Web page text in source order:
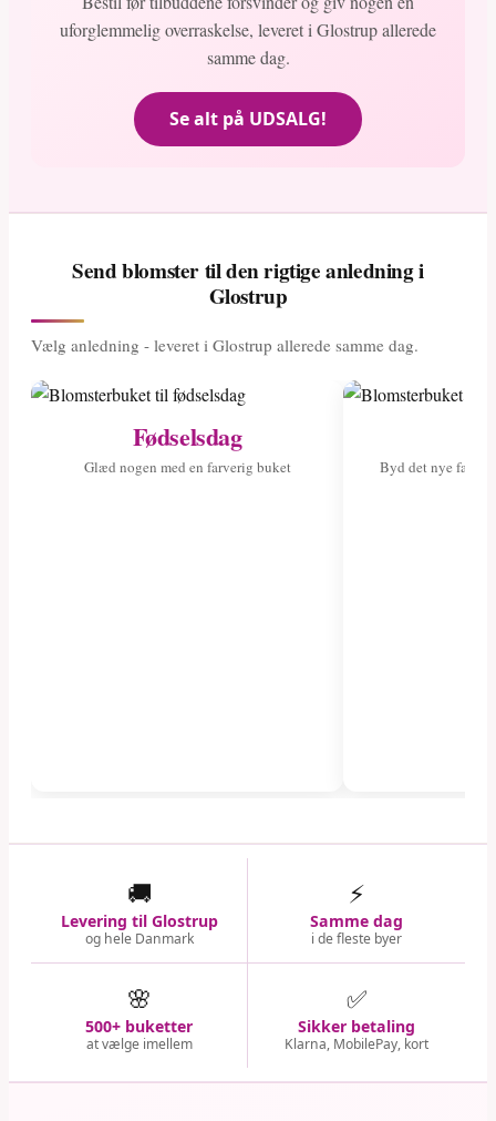
uforglemmelig overraskelse, leveret i Glostrup allerede
samme dag.
Se alt på UDSALG!
Send blomster til den rigtige anledning i
Glostrup
Vælg anledning - leveret i Glostrup allerede samme dag.
Fødselsdag
Glæd nogen med en farverig buket Byd det nye
🚚
Levering til Glostrup
og hele Danmark
⚡
Samme dag
i de fleste byer
🌸
500+ buketter
at vælge imellem
✅
Sikker betaling
Klarna, MobilePay, kort